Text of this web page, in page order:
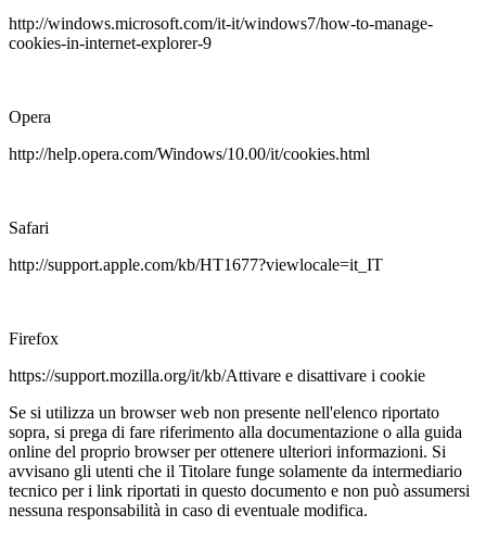
http://windows.microsoft.com/it-it/windows7/how-to-manage-
cookies-in-internet-explorer-9
Opera
http://help.opera.com/Windows/10.00/it/cookies.html
Safari
http://support.apple.com/kb/HT1677?viewlocale=it_IT
Firefox
https://support.mozilla.org/it/kb/Attivare e disattivare i cookie
Se si utilizza un browser web non presente nell'elenco riportato
sopra, si prega di fare riferimento alla documentazione o alla guida
online del proprio browser per ottenere ulteriori informazioni. Si
avvisano gli utenti che il Titolare funge solamente da intermediario
tecnico per i link riportati in questo documento e non può assumersi
nessuna responsabilità in caso di eventuale modifica.